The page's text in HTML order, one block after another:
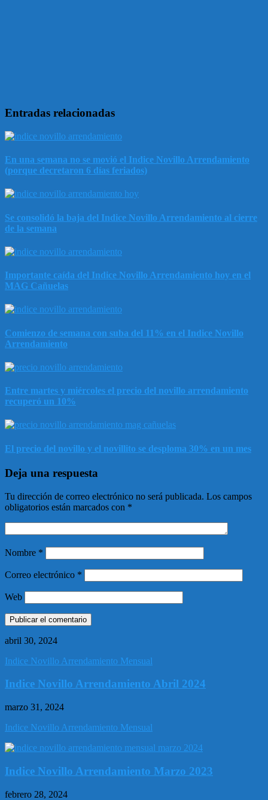
Entradas relacionadas
En una semana no se movió el Indice Novillo Arrendamiento
(porque decretaron 6 días feriados)
Se consolidó la baja del Indice Novillo Arrendamiento al cierre
de la semana
Importante caída del Indice Novillo Arrendamiento hoy en el
MAG Cañuelas
Comienzo de semana con suba del 11% en el Indice Novillo
Arrendamiento
Entre martes y miércoles el precio del novillo arrendamiento
recuperó un 10%
El precio del novillo y el novillito se desploma 30% en un mes
Deja una respuesta
Tu dirección de correo electrónico no será publicada. Los campos
obligatorios están marcados con *
Nombre *
Correo electrónico *
Web
abril 30, 2024
Indice Novillo Arrendamiento Mensual
Indice Novillo Arrendamiento Abril 2024
marzo 31, 2024
Indice Novillo Arrendamiento Mensual
Indice Novillo Arrendamiento Marzo 2023
febrero 28, 2024